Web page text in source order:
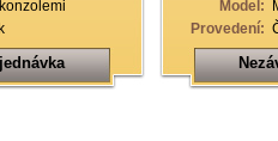
Model:
Provedení: